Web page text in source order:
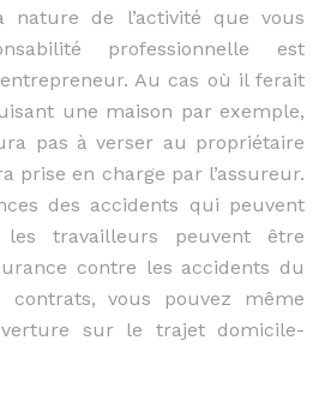
de l’activité que vous
professionnelle est
Au cas où il ferait
une maison par exemple,
pas à verser au propriétaire
prise en charge par l’assureur.
des accidents qui peuvent
travailleurs peuvent être
contre les accidents du
contrats, vous pouvez même
sur le trajet domicile-